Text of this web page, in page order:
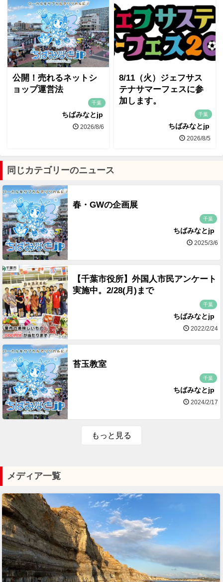
公開！売れるネットシ
ョップ運営法
千葉
ちばみなとjp
2026/8/6
8/11（火）ジェフサス
テナサマーフェスに参
加します。
千葉
ちばみなとjp
2026/8/5
同じカテゴリーのニュース
春・GWの企画展
千葉
ちばみなとjp
2025/3/6
【千葉市役所】外国人市民アンケート
実施中。2/28(月)まで
千葉
ちばみなとjp
2022/2/24
苔玉教室
千葉
ちばみなとjp
2024/2/17
もっと見る
メディア一覧